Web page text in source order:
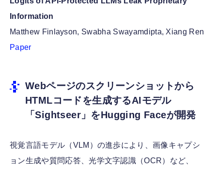
Information
Matthew Finlayson, Swabha Swayamdipta, Xiang Ren
Paper
Webページのスクリーンショットから
HTMLコードを生成するAIモデル
「Sightseer」をHugging Faceが開発
視覚言語モデル（VLM）の進歩により、画像キャプシ
ョン生成や質問応答、光学文字認識（OCR）など、